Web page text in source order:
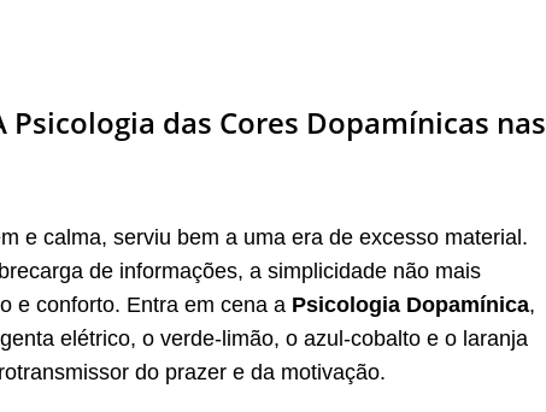
das Cores Dopamínicas nas
e calma, serviu bem a uma era de excesso material.
de informações, a simplicidade não mais
e conforto. Entra em cena a Psicologia Dopamínica,
elétrico, o verde-limão, o azul-cobalto e o laranja
do prazer e da motivação.